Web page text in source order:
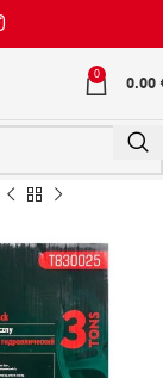
0 0.00